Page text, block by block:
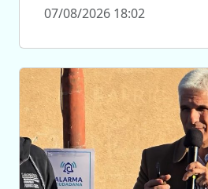
07/08/2026 18:02